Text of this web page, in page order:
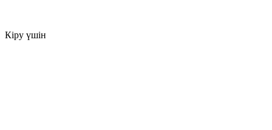
Кіру үшін